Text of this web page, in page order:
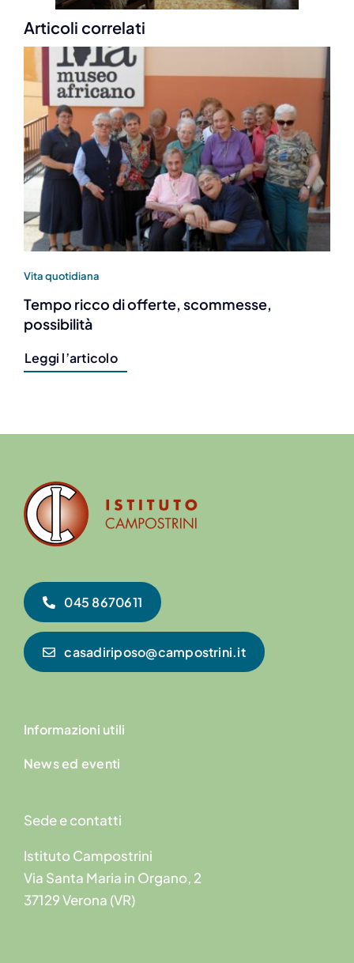
Articoli correlati
Vita quotidiana
Tempo ricco di offerte, scommesse,
possibilità
Leggi l’articolo
045 8670611
casadiriposo@campostrini.it
Informazioni utili
News ed eventi
Sede e contatti
Istituto Campostrini
Via Santa Maria in Organo, 2
37129 Verona (VR)